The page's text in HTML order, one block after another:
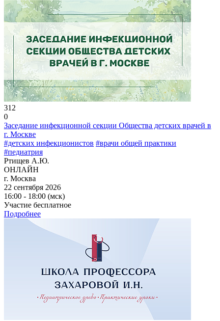
312
0
Заседание инфекционной секции Общества детских врачей в
г. Москве
#детских инфекционистов #врачи общей практики
#педиатрия
Ртищев А.Ю.
ОНЛАЙН
г. Москва
22 сентября 2026
16:00 - 18:00 (мск)
Участие бесплатное
Подробнее